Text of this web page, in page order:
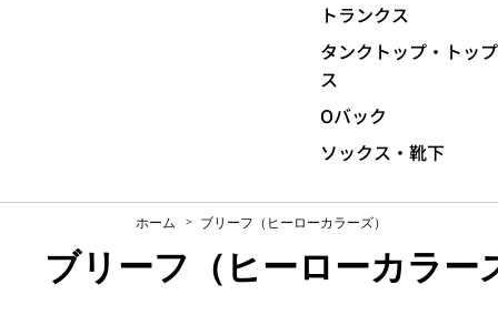
トランクス
タンクトップ・トップ
ス
Oバック
ソックス・靴下
ホーム ブリーフ（ヒーローカラーズ）
ブリーフ（ヒーローカラー